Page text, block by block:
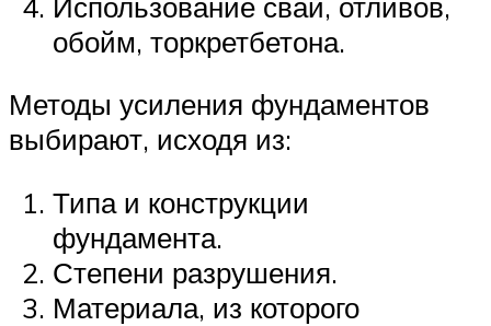
обойм, торкретбетона.
Методы усиления фундаментов
выбирают, исходя из:
Типа и конструкции
фундамента.
Степени разрушения.
Материала, из которого